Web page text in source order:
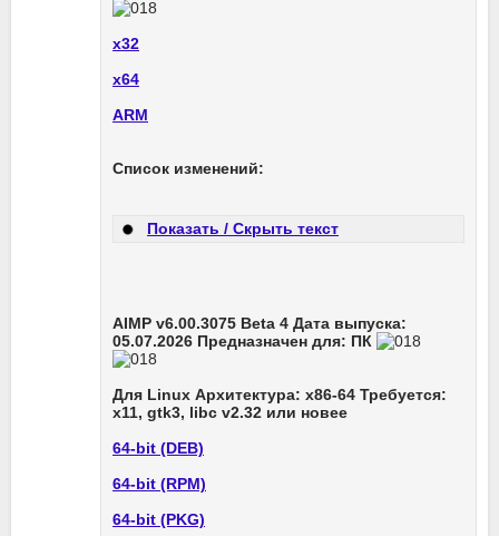
х32
х64
ARM
Список изменений:
Показать / Скрыть текст
AIMP v6.00.3075 Beta 4 Дата выпуска:
05.07.2026 Предназначен для: ПК
Для Linux Архитектура: x86-64 Требуется:
x11, gtk3, libc v2.32 или новее
64-bit (DEB)
64-bit (RPM)
64-bit (PKG)